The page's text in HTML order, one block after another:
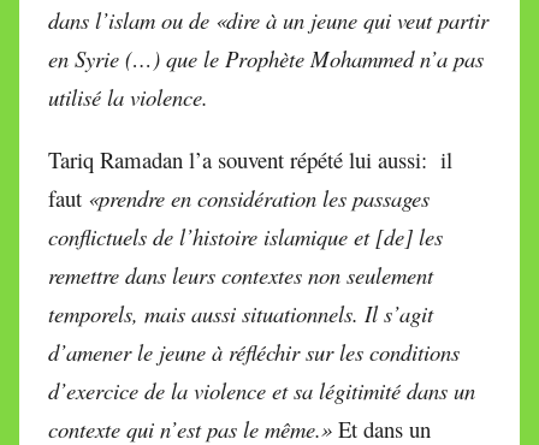
dans l’islam ou de «dire à un jeune qui veut partir
en Syrie (…) que le Prophète Mohammed n’a pas
utilisé la violence.
Tariq Ramadan l’a souvent répété lui aussi: il
faut «prendre en considération les passages
conflictuels de l’histoire islamique et [de] les
remettre dans leurs contextes non seulement
temporels, mais aussi situationnels. Il s’agit
d’amener le jeune à réfléchir sur les conditions
d’exercice de la violence et sa légitimité dans un
contexte qui n’est pas le même.» Et dans un